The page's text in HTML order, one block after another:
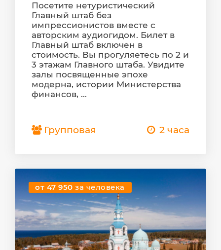
Посетите нетуристический
Главный штаб без
импрессионистов вместе с
авторским аудиогидом. Билет в
Главный штаб включен в
стоимость. Вы прогуляетесь по 2 и
3 этажам Главного штаба. Увидите
залы посвященные эпохе
модерна, истории Министерства
финансов, ...
Групповая 2 часа
от 47 950за человека